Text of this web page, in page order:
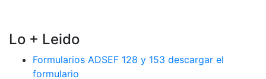
Lo + Leido
Formularios ADSEF 128 y 153 descargar el
formulario